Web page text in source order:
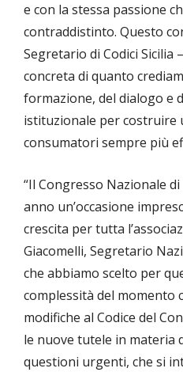
e con la stessa passione
contraddistinto. Questo
Segretario di Codici Sicilia
concreta di quanto
formazione, del dialogo e
istituzionale per costruire
consumatori sempre più
“Il Congresso Nazionale
anno un’occasione
crescita per tutta
Giacomelli, Segretario
che abbiamo scelto per
complessità del momento
modifiche al Codice del
le nuove tutele in materia
questioni urgenti, che si